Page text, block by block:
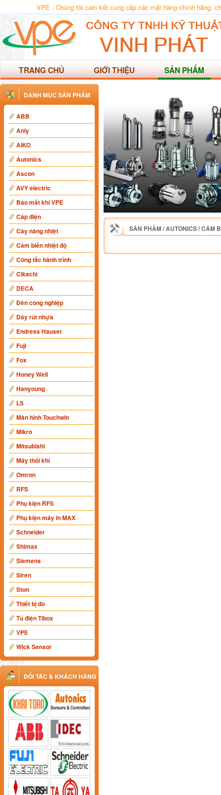
VPE - Chúng tôi cam kết cung cấp các mặt hàng chính hãng,
TRANG CHỦ GIỚI THIỆU SẢN PHẨM
DANH MỤC SẢN PHẨM
ABB
Anly
AIKO
Autonics
Ascon
AVY electric
Báo mất khí VPE
Cáp điện
Cây nâng nhiệt
Cảm biến nhiệt độ
Công tắc hành trình
Cikachi
DECA
Đèn công nghiệp
Dây rút nhựa
Endress Hauser
Fuji
Fox
Honey Well
Hanyoung
LS
Màn hình Touchwin
Mikro
Mitsubishi
Máy thổi khí
Omron
RFS
Phụ kiện RFS
Phụ kiện máy in MAX
Schneider
Shimax
Siemens
Siren
Ston
Thiết bị đo
Tủ điện Tibox
VPE
Wick Sensor
ĐỐI TÁC & KHÁCH HÀNG
SẢN PHẨM/AUTONICS/CẢM